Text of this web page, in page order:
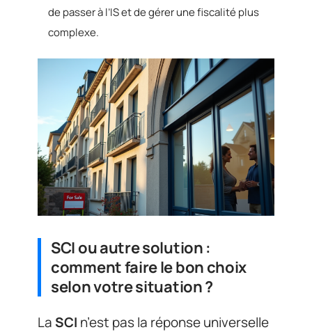
de passer à l’IS et de gérer une fiscalité plus
complexe.
SCI ou autre solution :
comment faire le bon choix
selon votre situation ?
LaSCI n’est pas la réponse universelle